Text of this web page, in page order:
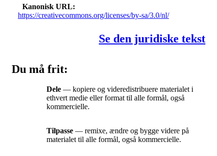
Kanonisk URL
https://creativecommons.org/licenses/by-sa/3.0/nl/
Se den juridiske tekst
Du må frit:
Dele — kopiere og videredistribuere materialet i
ethvert medie eller format til alle formål, også
kommercielle.
Tilpasse — remixe, ændre og bygge videre på
materialet til alle formål, også kommercielle.